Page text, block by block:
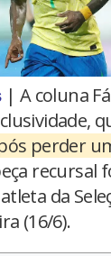
| A coluna
perder
recursal
da
(16/6).